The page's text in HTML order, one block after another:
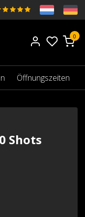
0
Öffnungszeiten
Shots